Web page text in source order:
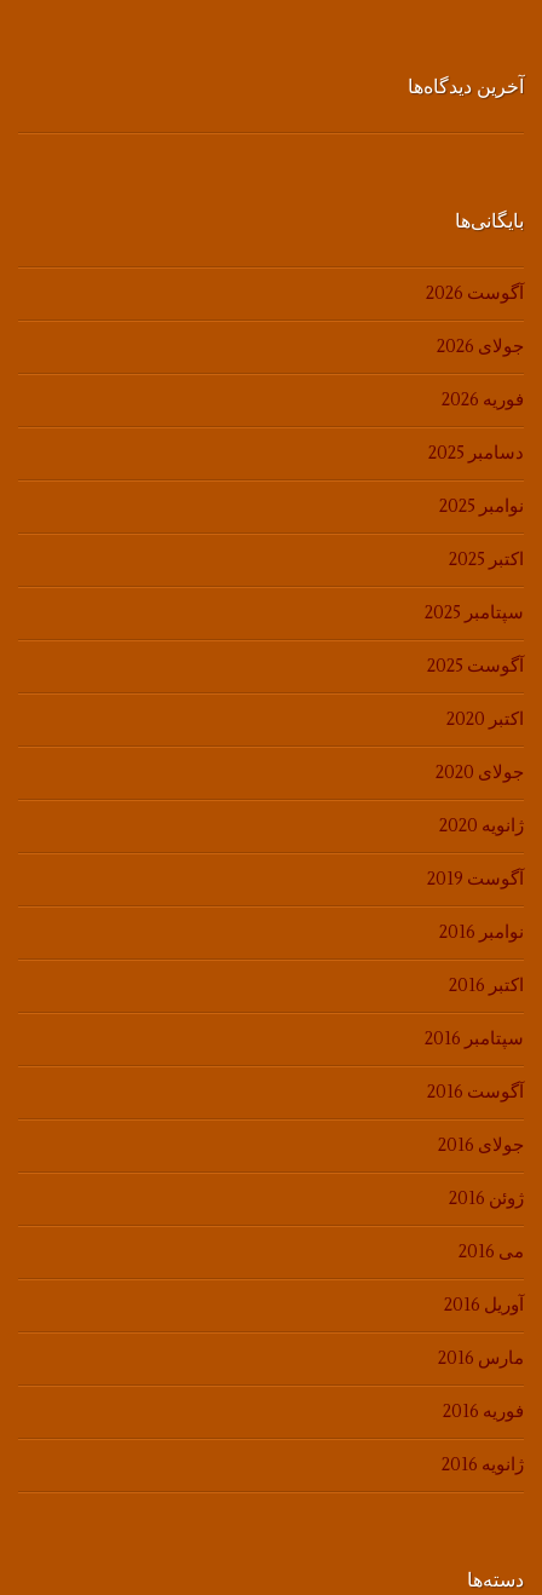
آخرین دیدگاه‌ها
بایگانی‌ها
آگوست 2026
جولای 2026
فوریه 2026
دسامبر 2025
نوامبر 2025
اکتبر 2025
سپتامبر 2025
آگوست 2025
اکتبر 2020
جولای 2020
ژانویه 2020
آگوست 2019
نوامبر 2016
اکتبر 2016
سپتامبر 2016
آگوست 2016
جولای 2016
ژوئن 2016
می 2016
آوریل 2016
مارس 2016
فوریه 2016
ژانویه 2016
دسته‌ها